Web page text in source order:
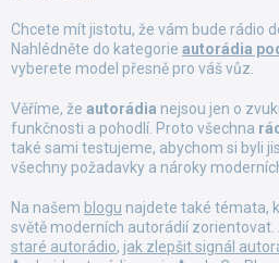
Chcete mít jistotu, že vám bude rádio
Nahlédněte do kategorie autorádia
vyberete model přesně pro váš vůz.
Věříme, že autorádia nejsou jen o
funkčnosti a pohodlí. Proto všechna
také sami testujeme, abychom si byli
všechny požadavky a nároky
Na našem blogu najdete také témata,
světě moderních autorádií zorientovat.
staré autorádio, jak zlepšit signál